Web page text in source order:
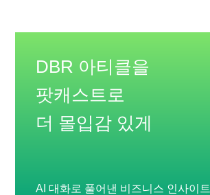
DBR 아티클을
팟캐스트로
더 몰입감 있게
AI 대화로 풀어낸 비즈니스 인사이트